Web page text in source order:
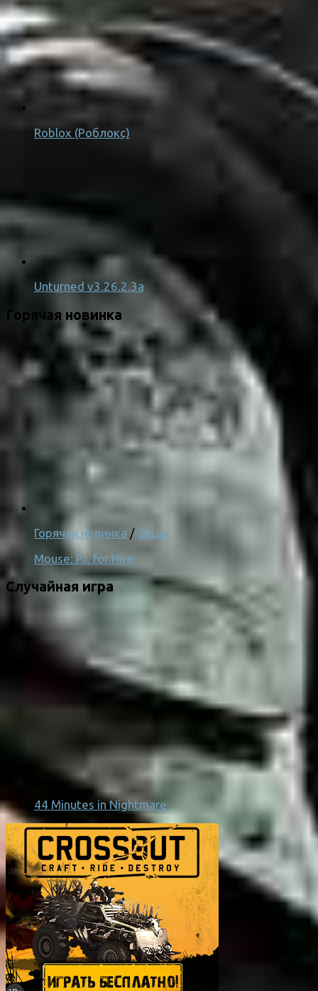
Roblox (Роблокс)
Unturned v3.26.2.3a
Горячая новинка
Горячая новинка / Экшн
Mouse: P.I. for Hire
Случайная игра
44 Minutes in Nightmare